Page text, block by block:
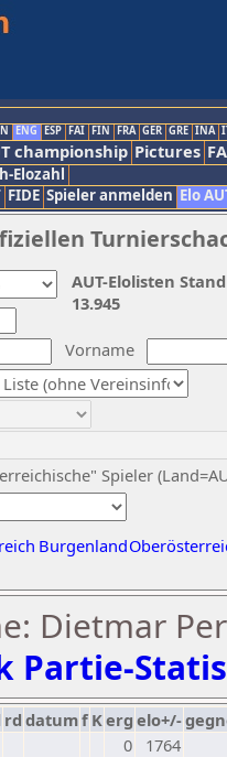
ENG ESP FAI FIN FRA GER GRE INA
championship Pictures
Elozahl
FIDE Spieler anmelden Elo
Vorname
Spieler
Burgenland
AUT-Elolisten
13.945
Dietmar
Partie-
rd datumf Kerg elo+/-
0
1764